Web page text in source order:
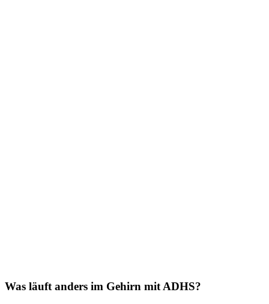
Was läuft anders im Gehirn mit ADHS?